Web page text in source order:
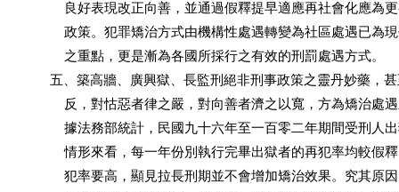
良好表現改正向善，並通過假釋提早適應再社會化應為
政策。犯罪矯治方式由機構性處遇轉變為社區處遇已為
              之重點，更是漸為各國所採行之有效的刑罰處遇方式。
五、築高牆、廣興獄、長監刑絕非刑事政策之靈丹妙藥，
反，對怙惡者律之嚴，對向善者濟之以寬，方為矯治處
據法務部統計，民國九十六年至一百零二年期間受刑人
情形來看，每一年份別執行完畢出獄者的再犯率均較假
犯率要高，顯見拉長刑期並不會增加矯治效果。究其原